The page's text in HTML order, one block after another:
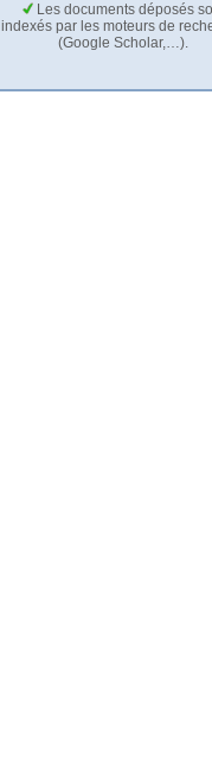
Les documents déposés
indexés par les moteurs de
(Google Scholar,…).